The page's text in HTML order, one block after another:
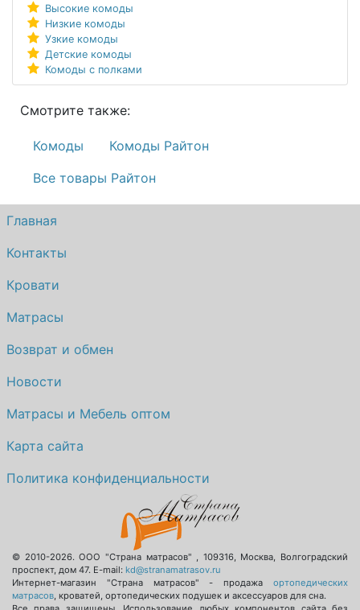
Высокие комоды
Низкие комоды
Узкие комоды
Детские комоды
Комоды с полками
Смотрите также:
Комоды
Комоды Райтон
Все товары Райтон
Главная
Контакты
Кровати
Матрасы
Возврат и обмен
Новости
Матрасы и Мебель оптом
Карта сайта
Политика конфиденциальности
© 2010-2026.ООО "Страна матрасов" , 109316, Москва, Волгоградский
проспект, дом 47. E-mail: kd@stranamatrasov.ru
Интернет-магазин "Страна матрасов" - продажа ортопедических
матрасов, кроватей, ортопедических подушек и аксессуаров для сна.